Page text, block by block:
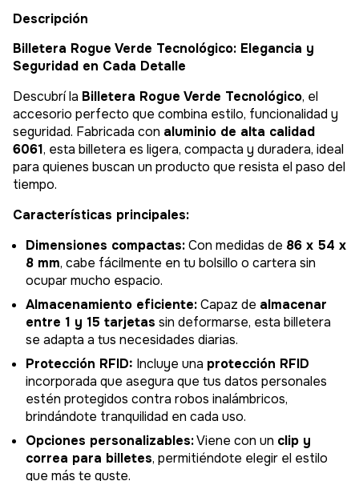
Descripción
Billetera Rogue Verde Tecnológico: Elegancia y
Seguridad en Cada Detalle
Descubrí la Billetera Rogue Verde Tecnológico, el
accesorio perfecto que combina estilo, funcionalidad y
seguridad. Fabricada con aluminio de alta calidad
6061, esta billetera es ligera, compacta y duradera, ideal
para quienes buscan un producto que resista el paso del
tiempo.
Características principales:
Dimensiones compactas:Con medidas de 86 x 54 x
8 mm, cabe fácilmente en tu bolsillo o cartera sin
ocupar mucho espacio.
Almacenamiento eficiente:Capaz de almacenar
entre 1 y 15 tarjetas sin deformarse, esta billetera
se adapta a tus necesidades diarias.
Protección RFID: Incluye una protección RFID
incorporada que asegura que tus datos personales
estén protegidos contra robos inalámbricos,
brindándote tranquilidad en cada uso.
Opciones personalizables:Viene con un clip y
correa para billetes, permitiéndote elegir el estilo
que más te guste.